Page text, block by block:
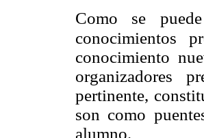
Como se
conocimientos
conocimiento
organizadores
pertinente,
son como
alumno.